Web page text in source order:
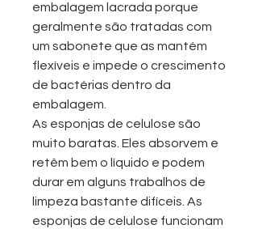
embalagem lacrada porque
geralmente são tratadas com
um sabonete que as mantém
flexíveis e impede o crescimento
de bactérias dentro da
embalagem.
As esponjas de celulose são
muito baratas. Eles absorvem e
retêm bem o líquido e podem
durar em alguns trabalhos de
limpeza bastante difíceis. As
esponjas de celulose funcionam